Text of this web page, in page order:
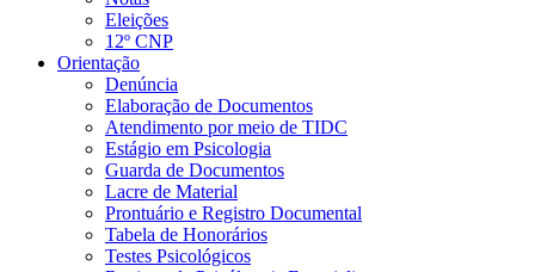
Eleições
12º CNP
Orientação
Denúncia
Elaboração de Documentos
Atendimento por meio de TIDC
Estágio em Psicologia
Guarda de Documentos
Lacre de Material
Prontuário e Registro Documental
Tabela de Honorários
Testes Psicológicos